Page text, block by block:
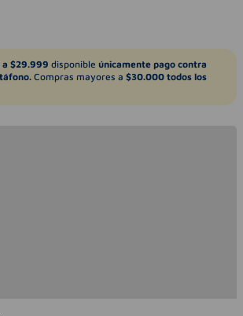
a $29.999 disponible únicamente pago contra
Compras mayores a $30.000 todos los